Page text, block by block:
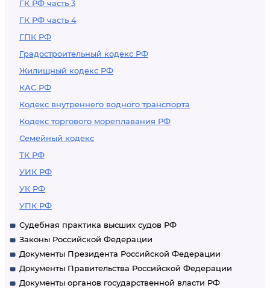
ГК РФ часть 3
ГК РФ часть 4
ГПК РФ
Градостроительный кодекс РФ
Жилищный кодекс РФ
КАС РФ
Кодекс внутреннего водного транспорта
Кодекс торгового мореплавания РФ
Семейный кодекс
ТК РФ
УИК РФ
УК РФ
УПК РФ
Судебная практика высших судов РФ
Законы Российской Федерации
Документы Президента Российской Федерации
Документы Правительства Российской Федерации
Документы органов государственной власти РФ